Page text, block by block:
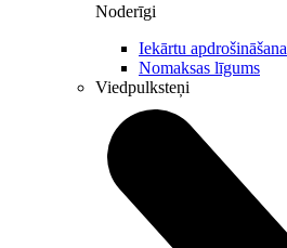
Noderīgi
Iekārtu apdrošināšana
Nomaksas līgums
Viedpulksteņi